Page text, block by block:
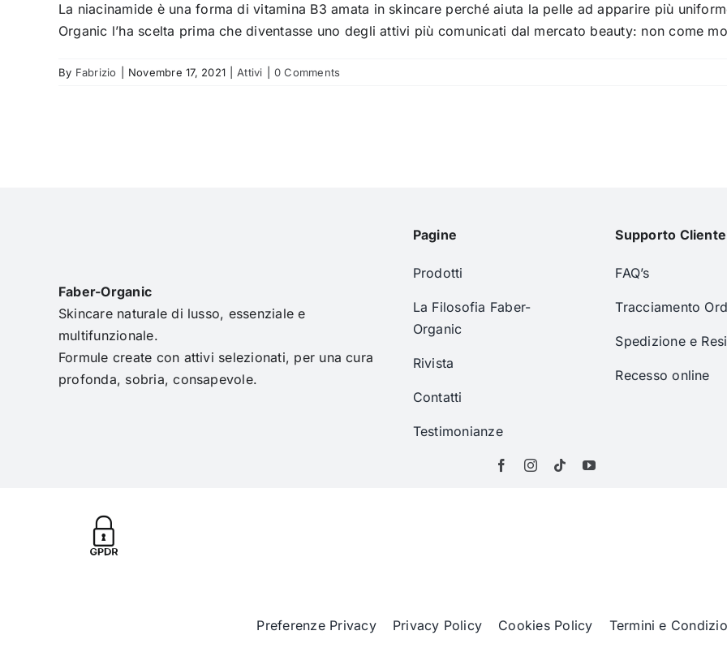
La niacinamide è una forma di vitamina B3 amata in skincare perché aiuta la pelle ad apparire più
Organic l’ha scelta prima che diventasse uno degli attivi più comunicati dal mercato beauty: non come
By Fabrizio Novembre 17, 2021 Attivi 0 Comments
Faber-Organic
Skincare naturale di lusso, essenziale e
multifunzionale.
Formule create con attivi selezionati, per una cura
profonda, sobria, consapevole.
Pagine
Prodotti
La Filosofia Faber-
Organic
Rivista
Contatti
Testimonianze
Supporto Cliente
FAQ’s
Tracciamento
Spedizione e Resi
Recesso online
Preferenze Privacy Privacy Policy Cookies Policy Termini e